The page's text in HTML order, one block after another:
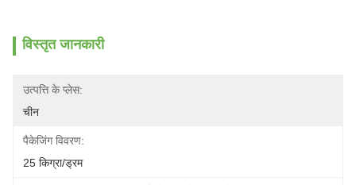
विस्तृत जानकारी
उत्पत्ति के प्लेस:
चीन
पैकेजिंग विवरण:
25 किग्रा/ड्रम